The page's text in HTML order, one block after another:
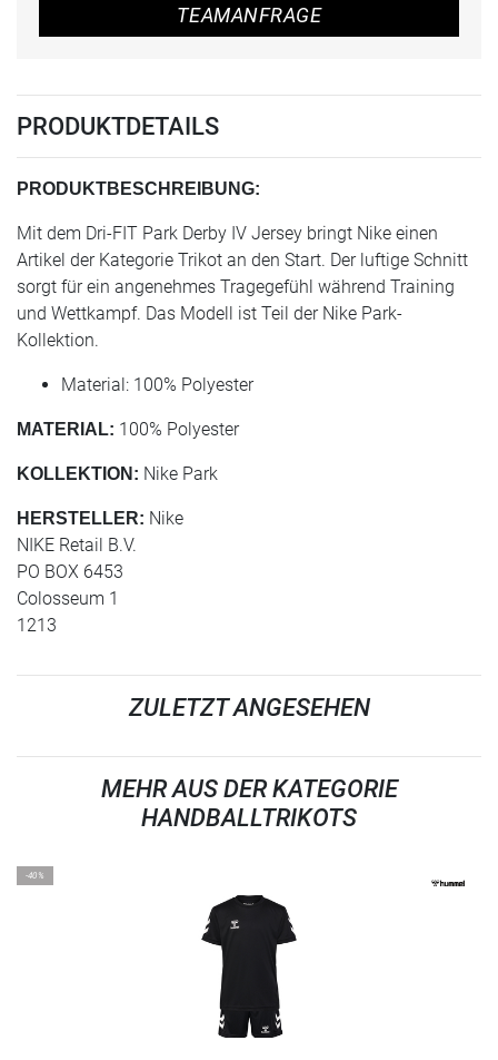
TEAMANFRAGE
PRODUKTDETAILS
PRODUKTBESCHREIBUNG:
Mit dem Dri-FIT Park Derby IV Jersey bringt Nike einen
Artikel der Kategorie Trikot an den Start. Der luftige Schnitt
sorgt für ein angenehmes Tragegefühl während Training
und Wettkampf. Das Modell ist Teil der Nike Park-
Kollektion.
Material: 100% Polyester
MATERIAL: 100% Polyester
KOLLEKTION: Nike Park
HERSTELLER: Nike
NIKE Retail B.V.
PO BOX 6453
Colosseum 1
1213
ZULETZT ANGESEHEN
MEHR AUS DER KATEGORIE
HANDBALLTRIKOTS
-40%